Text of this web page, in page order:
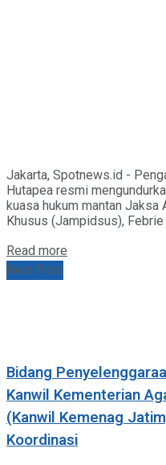
Jakarta, Spotnews.id -
Hutapea resmi
kuasa hukum mantan Jaksa
Khusus (Jampidsus),
Read more
Next Post
Bidang
Kanwil Kementerian
(Kanwil Kemenag
Koordinasi